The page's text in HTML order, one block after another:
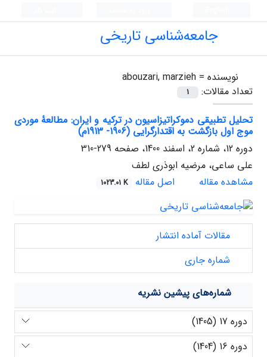
جامعه‌شناسی تاریخی
نویسنده = abouzari, marzieh
تعداد مقالات:
1
تحلیل تطبیقی دموکراتیزاسیون در ترکیه و ایران: مطالعۀ موردی
موج اول بازگشت به اقتدارگرایی (1906- 1913م)
دوره 12، شماره 2، اسفند 1400، صفحه
279-310
علی ساعی، مرضیه ابوذری لطف
مشاهده مقاله
اصل مقاله 1023.01 K
مقالات آماده انتشار
شماره جاری
شماره‌های پیشین نشریه
دوره 17 (1405)
دوره 16 (1404)